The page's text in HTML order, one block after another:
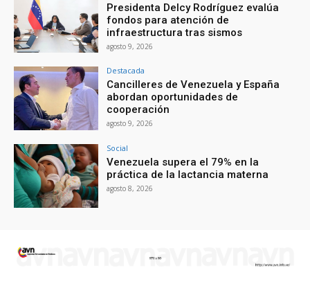
Presidenta Delcy Rodríguez evalúa
fondos para atención de
infraestructura tras sismos
agosto 9, 2026
Destacada
Cancilleres de Venezuela y España
abordan oportunidades de
cooperación
agosto 9, 2026
Social
Venezuela supera el 79% en la
práctica de la lactancia materna
agosto 8, 2026